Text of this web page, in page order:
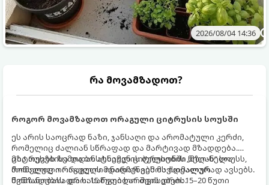
2026/08/04 14:36
რა მოვამზადოთ?
როგორ მოვამზადოთ ორაგული ციტრუსის სოუსში
ეს არის საოცრად ნაზი, ჯანსაღი და არომატული კერძი,
რომელიც ძალიან სწრაფად და მარტივად მზადდება.
ციტრუსებისა და ბოსტნეულის ბულიონში ნელ-ნელა
მოწალული ორაგული ინარჩუნებს მაქსიმალურ
წვნიანობასა და სასარგებლო თვისებებს.
მზა თევზს ზემოდან ასხამენ ციტრუსების „მზიან“ სოუსს,
რომელიც ორაგულის მდიდარ გემოს იდეალურად ავსებს.
მომზადების დრო: 15 წუთი ხარშვის დრო: 15–20 წუთი